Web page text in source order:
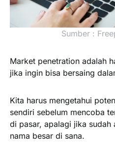
Sumber :
Market penetration adalah
jika ingin bisa bersaing
Kita harus mengetahui
sendiri sebelum mencoba
di pasar, apalagi jika sudah
nama besar di sana.